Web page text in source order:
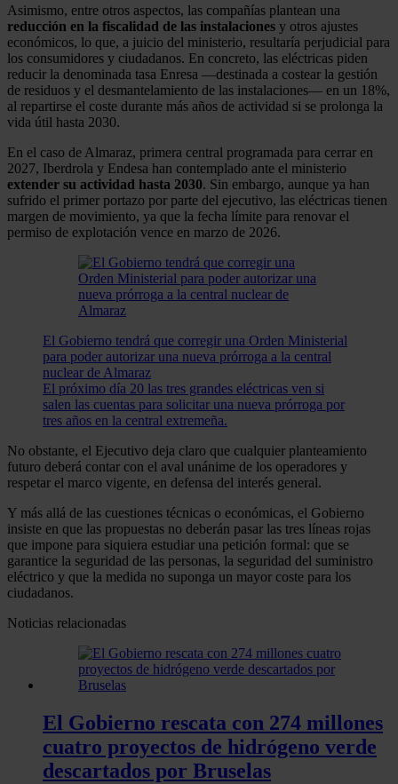
Asimismo, entre otros aspectos, las compañías plantean una
reducción en la fiscalidad de las instalaciones y otros ajustes
económicos, lo que, a juicio del ministerio, resultaría perjudicial para
los consumidores y ciudadanos. En concreto, las eléctricas piden
reducir la denominada tasa Enresa —destinada a costear la gestión
de residuos y el desmantelamiento de las instalaciones— en un 18%,
al repartirse el coste durante más años de actividad si se prolonga la
vida útil hasta 2030.
En el caso de Almaraz, primera central programada para cerrar en
2027, Iberdrola y Endesa han contemplado ante el ministerio
extender su actividad hasta 2030. Sin embargo, aunque ya han
sufrido el primer portazo por parte del ejecutivo, las eléctricas tienen
margen de movimiento, ya que la fecha límite para renovar el
permiso de explotación vence en marzo de 2026.
El Gobierno tendrá que corregir una Orden Ministerial
para poder autorizar una nueva prórroga a la central
nuclear de Almaraz
El próximo día 20 las tres grandes eléctricas ven si
salen las cuentas para solicitar una nueva prórroga por
tres años en la central extremeña.
No obstante, el Ejecutivo deja claro que cualquier planteamiento
futuro deberá contar con el aval unánime de los operadores y
respetar el marco vigente, en defensa del interés general.
Y más allá de las cuestiones técnicas o económicas, el Gobierno
insiste en que las propuestas no deberán pasar las tres líneas rojas
que impone para siquiera estudiar una petición formal: que se
garantice la seguridad de las personas, la seguridad del suministro
eléctrico y que la medida no suponga un mayor coste para los
ciudadanos.
Noticias relacionadas
El Gobierno rescata con 274 millones
cuatro proyectos de hidrógeno verde
descartados por Bruselas